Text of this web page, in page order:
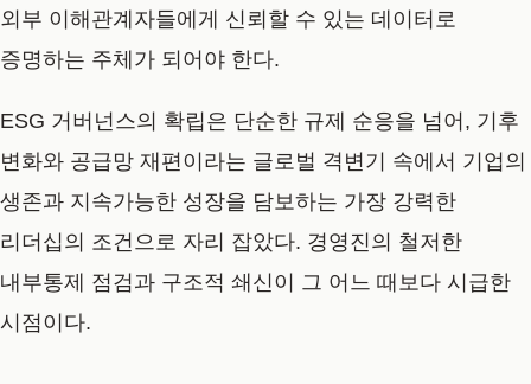
외부 이해관계자들에게 신뢰할 수 있는 데이터로
증명하는 주체가 되어야 한다.
ESG 거버넌스의 확립은 단순한 규제 순응을 넘어, 기후
변화와 공급망 재편이라는 글로벌 격변기 속에서 기업의
생존과 지속가능한 성장을 담보하는 가장 강력한
리더십의 조건으로 자리 잡았다. 경영진의 철저한
내부통제 점검과 구조적 쇄신이 그 어느 때보다 시급한
시점이다.